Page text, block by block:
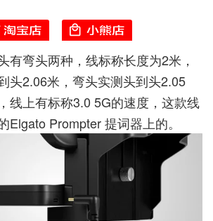
有弯头两种，线标称长度为2米，
头2.06米，弯头实测头到头2.05
线上有标称3.0 5G的速度，这款线
Elgato Prompter 提词器上的。